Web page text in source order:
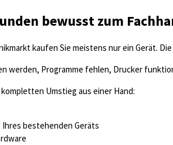
bewusst zum
kaufen Sie meistens nur ein Gerät.
werden, Programme fehlen, Drucker
Umstieg aus einer Hand:
bestehenden Geräts